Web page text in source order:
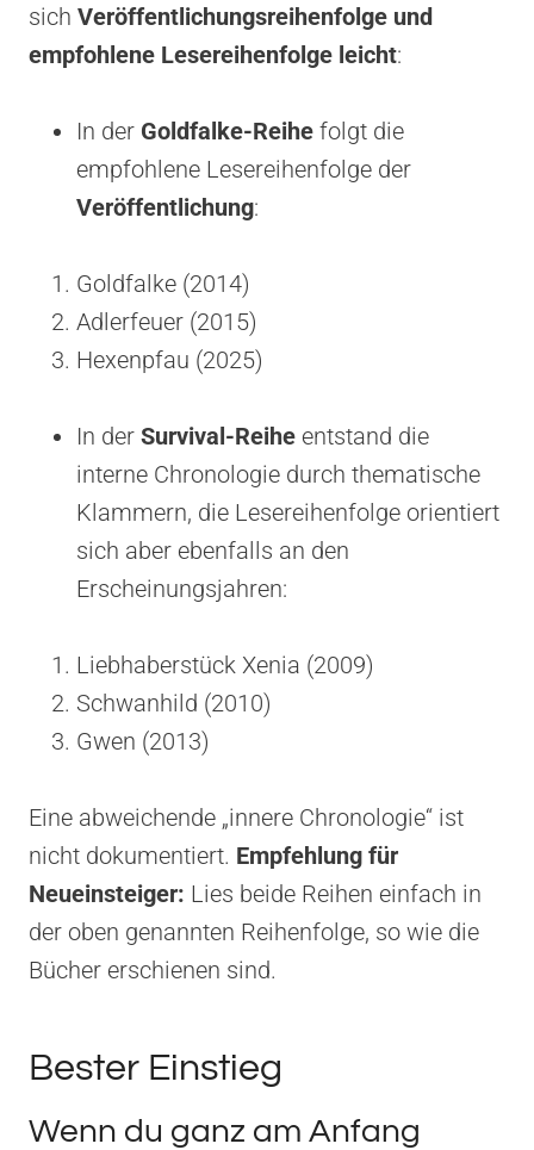
sich Veröffentlichungsreihenfolge und
empfohlene Lesereihenfolge leicht:
In der Goldfalke-Reihe folgt die
empfohlene Lesereihenfolge der
Veröffentlichung:
Goldfalke (2014)
Adlerfeuer (2015)
Hexenpfau (2025)
In der Survival-Reihe entstand die
interne Chronologie durch thematische
Klammern, die Lesereihenfolge orientiert
sich aber ebenfalls an den
Erscheinungsjahren:
Liebhaberstück Xenia (2009)
Schwanhild (2010)
Gwen (2013)
Eine abweichende „innere Chronologie“ ist
nicht dokumentiert. Empfehlung für
Neueinsteiger: Lies beide Reihen einfach in
der oben genannten Reihenfolge, so wie die
Bücher erschienen sind.
Bester Einstieg
Wenn du ganz am Anfang